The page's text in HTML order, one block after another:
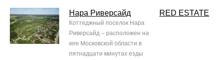
Нара Риверсайд
Коттеджный поселок Нара
Риверсайд – расположен на
юге Московской области в
пятнадцати минутах езды
RED ESTATE